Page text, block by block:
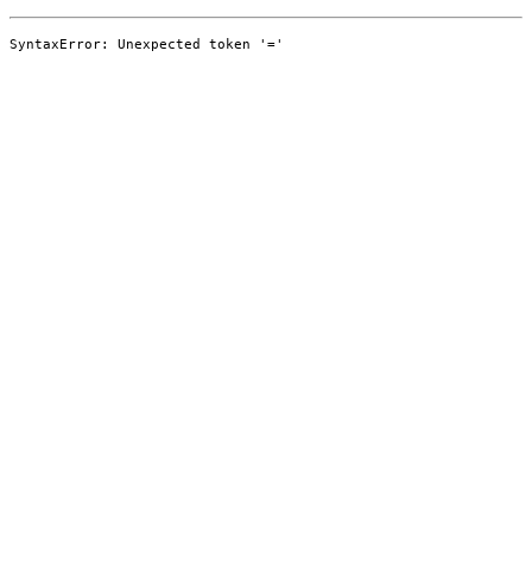
SyntaxError: Unexpected token '='